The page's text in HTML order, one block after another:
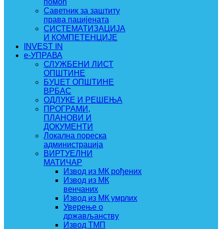
помоћ
Саветник за заштиту
права пацијената
СИСТЕМАТИЗАЦИЈА
И КОМПЕТЕНЦИЈЕ
INVEST IN
e-УПРАВА
СЛУЖБЕНИ ЛИСТ
ОПШТИНЕ
БУЏЕТ ОПШТИНЕ
ВРБАС
ОДЛУКЕ И РЕШЕЊА
ПРОГРАМИ,
ПЛАНОВИ И
ДОКУМЕНТИ
Локална пореска
администрација
ВИРТУЕЛНИ
МАТИЧАР
Извод из МК рођених
Извод из МК
венчаних
Извод из МК умрлих
Уверење о
држављанству
Извод ТМП